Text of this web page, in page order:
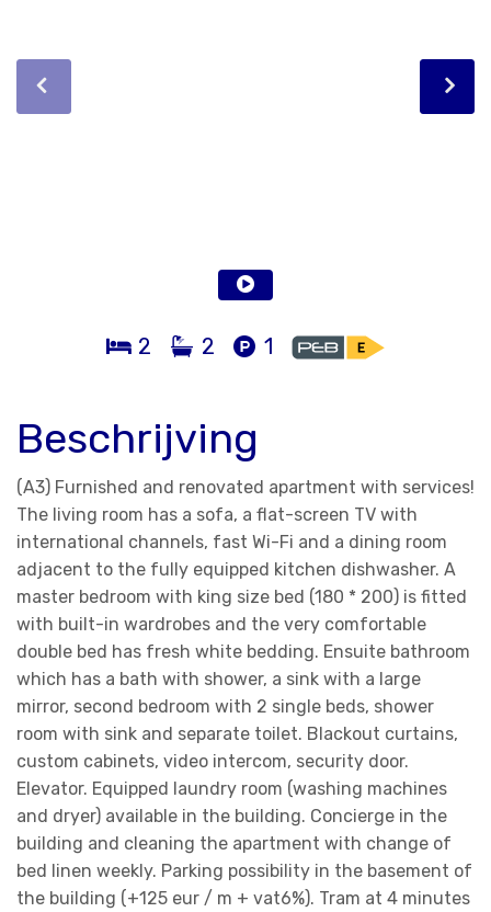
2 2 1
Beschrijving
(A3) Furnished and renovated apartment with services!
The living room has a sofa, a flat-screen TV with
international channels, fast Wi-Fi and a dining room
adjacent to the fully equipped kitchen dishwasher. A
master bedroom with king size bed (180 * 200) is fitted
with built-in wardrobes and the very comfortable
double bed has fresh white bedding. Ensuite bathroom
which has a bath with shower, a sink with a large
mirror, second bedroom with 2 single beds, shower
room with sink and separate toilet. Blackout curtains,
custom cabinets, video intercom, security door.
Elevator. Equipped laundry room (washing machines
and dryer) available in the building. Concierge in the
building and cleaning the apartment with change of
bed linen weekly. Parking possibility in the basement of
the building (+125 eur / m + vat6%). Tram at 4 minutes